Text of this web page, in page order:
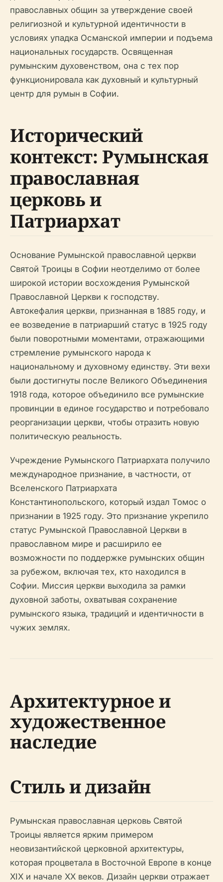
православных общин за утверждение своей
религиозной и культурной идентичности в
условиях упадка Османской империи и подъема
национальных государств. Освященная
румынским духовенством, она с тех пор
функционировала как духовный и культурный
центр для румын в Софии.
Исторический
контекст: Румынская
православная
церковь и
Патриархат
Основание Румынской православной церкви
Святой Троицы в Софии неотделимо от более
широкой истории восхождения Румынской
Православной Церкви к господству.
Автокефалия церкви, признанная в 1885 году, и
ее возведение в патриарший статус в 1925 году
были поворотными моментами, отражающими
стремление румынского народа к
национальному и духовному единству. Эти вехи
были достигнуты после Великого Объединения
1918 года, которое объединило все румынские
провинции в единое государство и потребовало
реорганизации церкви, чтобы отразить новую
политическую реальность.
Учреждение Румынского Патриархата получило
международное признание, в частности, от
Вселенского Патриархата
Константинопольского, который издал Томос о
признании в 1925 году. Это признание укрепило
статус Румынской Православной Церкви в
православном мире и расширило ее
возможности по поддержке румынских общин
за рубежом, включая тех, кто находился в
Софии. Миссия церкви выходила за рамки
духовной заботы, охватывая сохранение
румынского языка, традиций и идентичности в
чужих землях.
Архитектурное и
художественное
наследие
Стиль и дизайн
Румынская православная церковь Святой
Троицы является ярким примером
неовизантийской церковной архитектуры,
которая процветала в Восточной Европе в конце
XIX и начале XX веков. Дизайн церкви отражает